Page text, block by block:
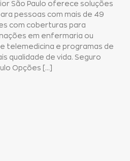
São Paulo oferece soluções
pessoas com mais de 49
com coberturas para
em enfermaria ou
telemedicina e programas de
qualidade de vida. Seguro
Opções [...]